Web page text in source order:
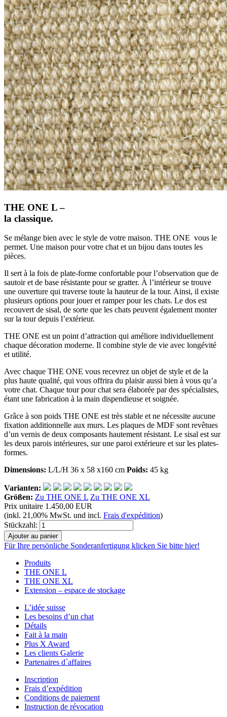
THE ONE L –
la classique.
Se mélange bien avec le style de votre maison. THE ONE vous le
permet. Une maison pour votre chat et un bijou dans toutes les
pièces.
Il sert à la fois de plate-forme confortable pour l’observation que de
sautoir et de base résistante pour se gratter. À l’intérieur se trouve
une ouverture qui traverse toute la hauteur de la tour. Ainsi, il existe
plusieurs options pour jouer et ramper pour les chats. Le dos est
recouvert de sisal, de sorte que les chats peuvent également monter
sur la tour depuis l’extérieur.
THE ONE est un point d’attraction qui améliore individuellement
chaque décoration moderne. Il combine style de vie avec longévité
et utilité.
Avec chaque THE ONE vous recevrez un objet de style et de la
plus haute qualité, qui vous offrira du plaisir aussi bien à vous qu’a
votre chat. Chaque tour pour chat sera élaborée par des spécialistes,
étant une fabrication à la main dispendieuse et soignée.
Grâce à son poids THE ONE est très stable et ne nécessite aucune
fixation additionnelle aux murs. Les plaques de MDF sont revêtues
d’un vernis de deux composants hautement résistant. Le sisal est sur
les deux parois intérieures, sur une paroi extérieure et sur les plates-
formes.
Dimensions: L/L/H 36 x 58 x160 cm Poids: 45 kg
Varianten:
Größen: Zu THE ONE L Zu THE ONE XL
Prix unitaire 1.450,00 EUR
(inkl. 21,00% MwSt. und incl. Frais d'expédition)
Stückzahl:
Für Ihre persönliche Sonderanfertigung klicken Sie bitte hier!
Produits
THE ONE L
THE ONE XL
Extension – espace de stockage
L’idée suisse
Les besoins d’un chat
Détails
Fait à la main
Plus X Award
Les clients Galerie
Partenaires d´affaires
Inscription
Frais d’expédition
Conditions de paiement
Instruction de révocation